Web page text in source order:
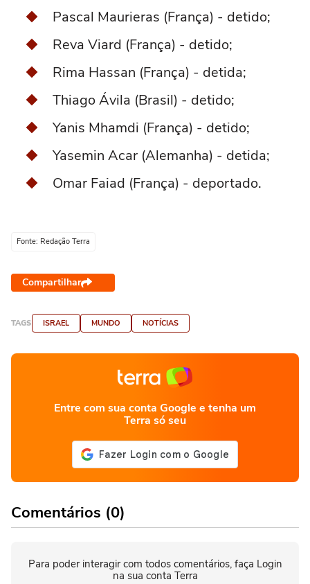
Pascal Maurieras (França) - detido;
Reva Viard (França) - detido;
Rima Hassan (França) - detida;
Thiago Ávila (Brasil) - detido;
Yanis Mhamdi (França) - detido;
Yasemin Acar (Alemanha) - detida;
Omar Faiad (França) - deportado.
Fonte: Redação Terra
Compartilhar
TAGS ISRAEL MUNDO NOTÍCIAS
Entre com sua conta Google e tenha um
Terra só seu
Comentários (0)
Para poder interagir com todos comentários, faça Login
na sua conta Terra